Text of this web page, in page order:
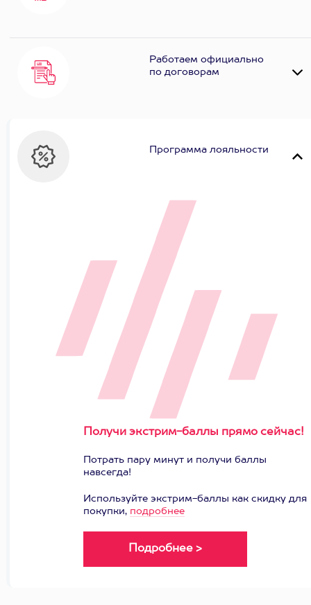
Работаем официально
по договорам
Программа лояльности
Получи экстрим-баллы прямо сейчас!
Потрать пару минут и получи баллы
навсегда!
Используйте экстрим-баллы как скидку для
покупки, подробнее